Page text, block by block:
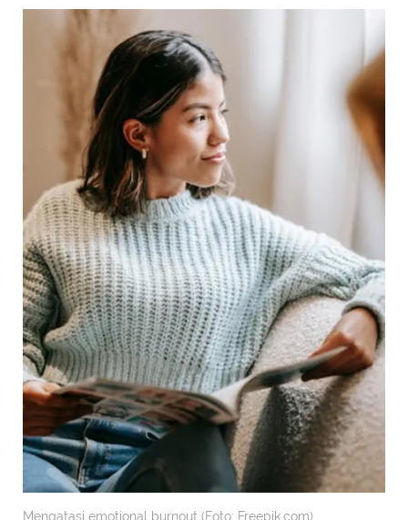
Mengatasi emotional burnout (Foto: Freepik.com)